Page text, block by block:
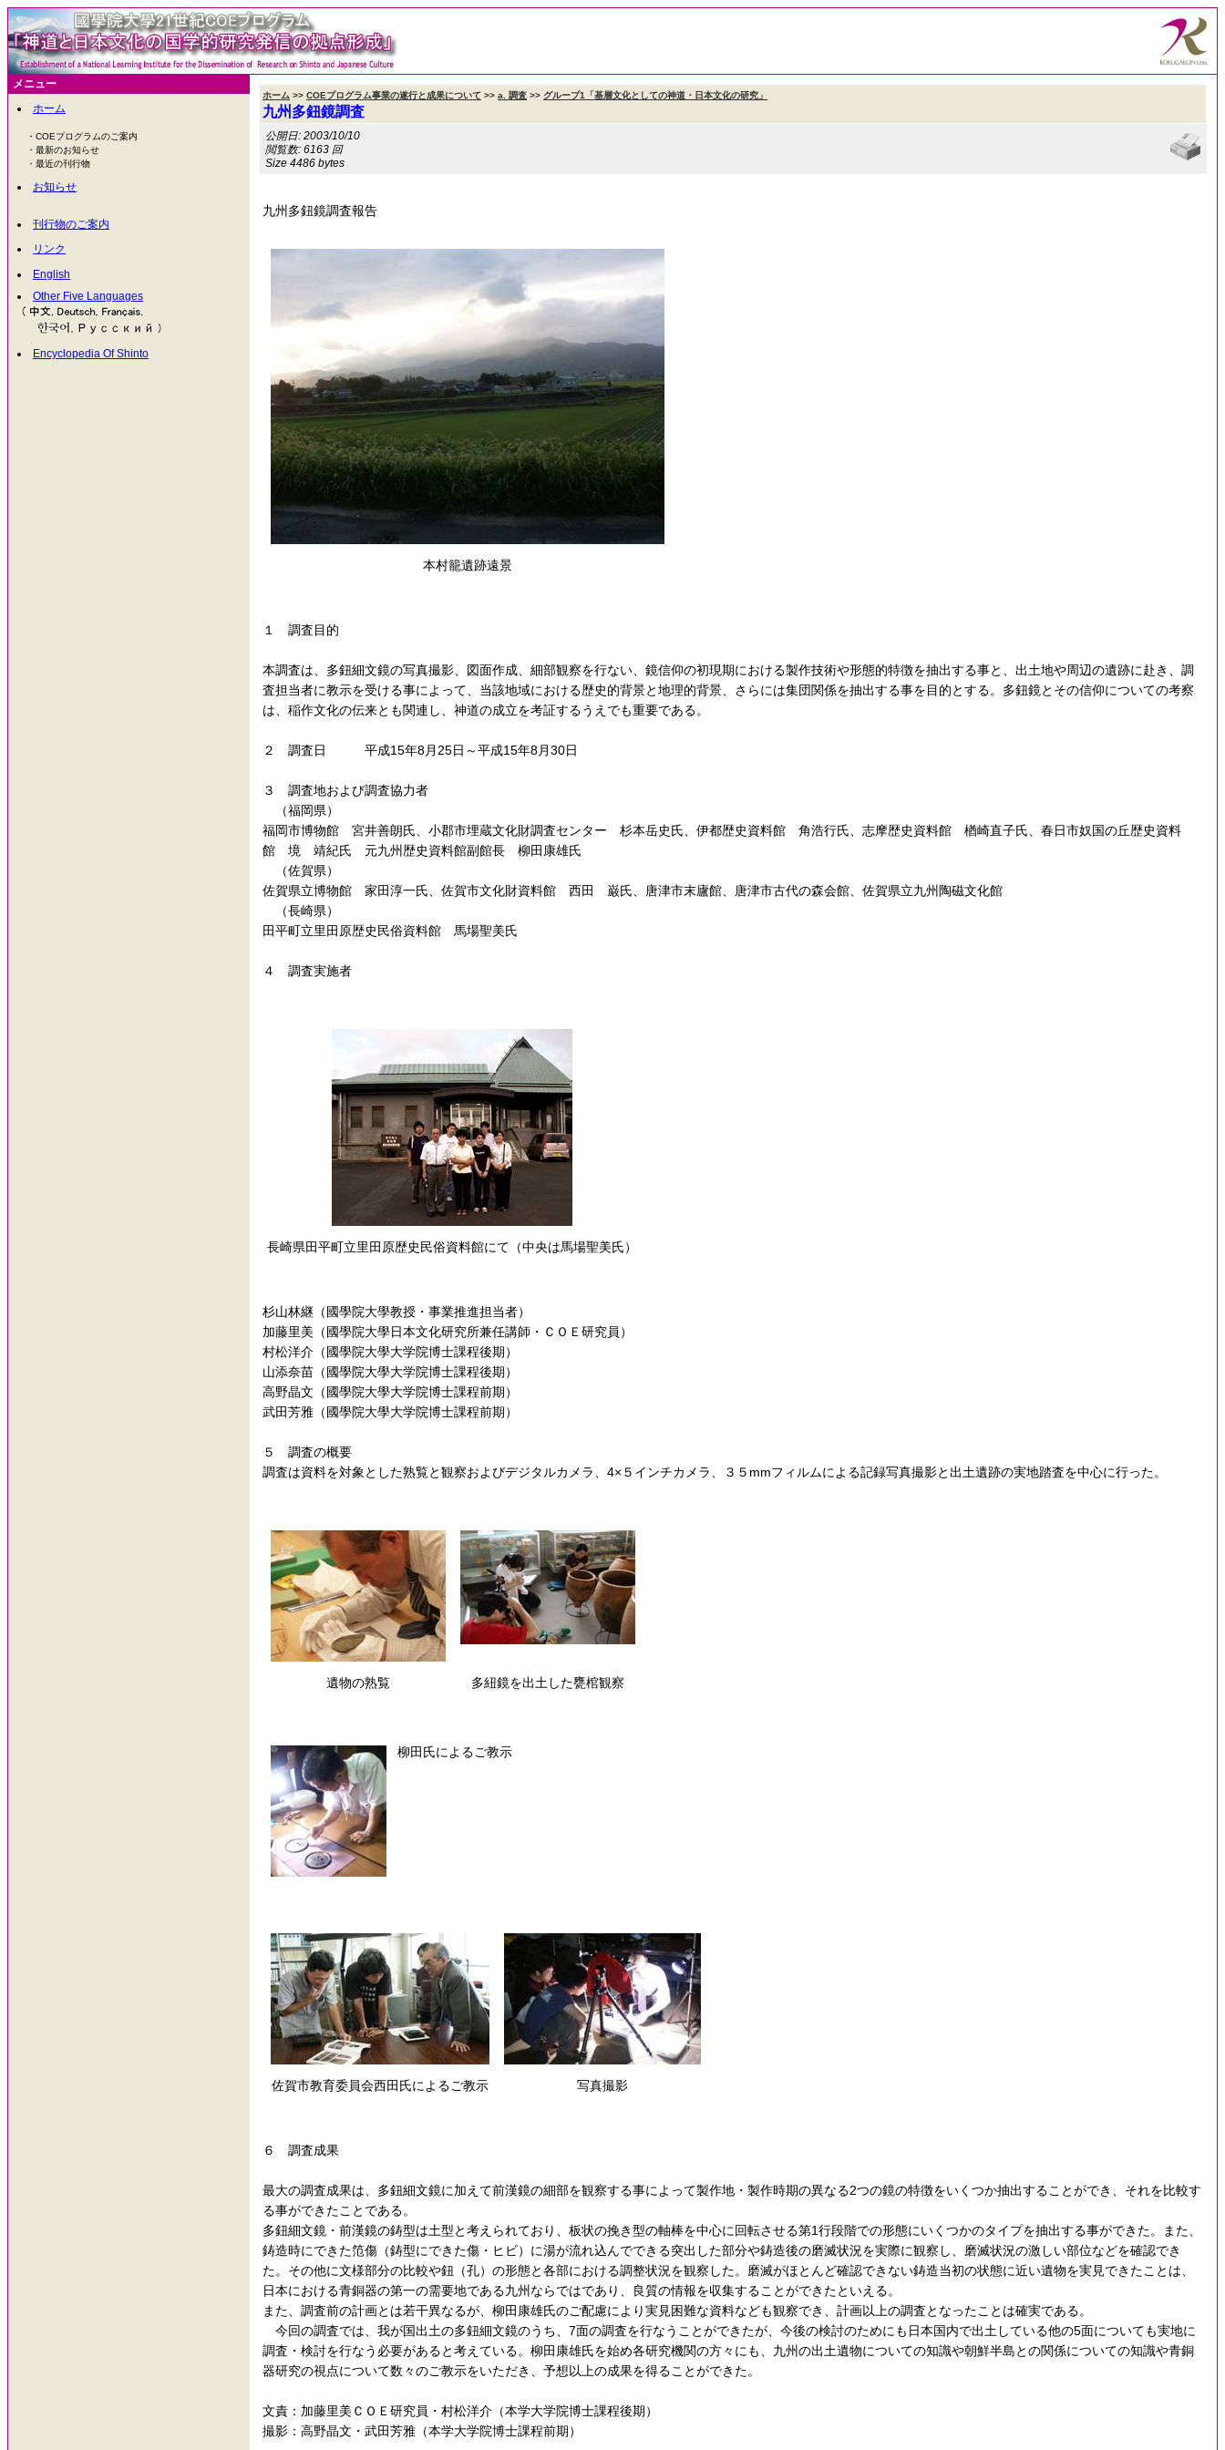
メニュー
ホーム
・COEプログラムのご案内
・最新のお知らせ
・最近の刊行物
お知らせ
刊行物のご案内
リンク
English
Other Five Languages
Encyclopedia Of Shinto
ホーム >> COEプログラム事業の遂行と成果について >> a. 調査 >> グループ1「基層文化としての神道・日本文化の研究」
九州多鈕鏡調査
公開日: 2003/10/10
閲覧数: 6163 回
Size 4486 bytes
九州多鈕鏡調査報告
本村籠遺跡遠景
１ 調査目的
本調査は、多鈕細文鏡の写真撮影、図面作成、細部観察を行ない、鏡信仰の初現期における製作技術や形態的特徴を抽出する事と、出土地や周辺の遺跡に赴き、調
査担当者に教示を受ける事によって、当該地域における歴史的背景と地理的背景、さらには集団関係を抽出する事を目的とする。多鈕鏡とその信仰についての考察
は、稲作文化の伝来とも関連し、神道の成立を考証するうえでも重要である。
２ 調査日 平成15年8月25日～平成15年8月30日
３ 調査地および調査協力者
（福岡県）
福岡市博物館 宮井善朗氏、小郡市埋蔵文化財調査センター 杉本岳史氏、伊都歴史資料館 角浩行氏、志摩歴史資料館 楢崎直子氏、春日市奴国の丘歴史資料
館 境 靖紀氏 元九州歴史資料館副館長 柳田康雄氏
（佐賀県）
佐賀県立博物館 家田淳一氏、佐賀市文化財資料館 西田 巌氏、唐津市末廬館、唐津市古代の森会館、佐賀県立九州陶磁文化館
（長崎県）
田平町立里田原歴史民俗資料館 馬場聖美氏
４ 調査実施者
長崎県田平町立里田原歴史民俗資料館にて（中央は馬場聖美氏）
杉山林継（國學院大學教授・事業推進担当者）
加藤里美（國學院大學日本文化研究所兼任講師・ＣＯＥ研究員）
村松洋介（國學院大學大学院博士課程後期）
山添奈苗（國學院大學大学院博士課程後期）
高野晶文（國學院大學大学院博士課程前期）
武田芳雅（國學院大學大学院博士課程前期）
５ 調査の概要
調査は資料を対象とした熟覧と観察およびデジタルカメラ、4×５インチカメラ、３５mmフィルムによる記録写真撮影と出土遺跡の実地踏査を中心に行った。
遺物の熟覧 多紐鏡を出土した甕棺観察
柳田氏によるご教示
佐賀市教育委員会西田氏によるご教示 写真撮影
６ 調査成果
最大の調査成果は、多鈕細文鏡に加えて前漢鏡の細部を観察する事によって製作地・製作時期の異なる2つの鏡の特徴をいくつか抽出することができ、それを比較す
る事ができたことである。
多鈕細文鏡・前漢鏡の鋳型は土型と考えられており、板状の挽き型の軸棒を中心に回転させる第1行段階での形態にいくつかのタイプを抽出する事ができた。また、
鋳造時にできた笵傷（鋳型にできた傷・ヒビ）に湯が流れ込んでできる突出した部分や鋳造後の磨滅状況を実際に観察し、磨滅状況の激しい部位などを確認でき
た。その他に文様部分の比較や鈕（孔）の形態と各部における調整状況を観察した。磨滅がほとんど確認できない鋳造当初の状態に近い遺物を実見できたことは、
日本における青銅器の第一の需要地である九州ならではであり、良質の情報を収集することができたといえる。
また、調査前の計画とは若干異なるが、柳田康雄氏のご配慮により実見困難な資料なども観察でき、計画以上の調査となったことは確実である。
今回の調査では、我が国出土の多鈕細文鏡のうち、7面の調査を行なうことができたが、今後の検討のためにも日本国内で出土している他の5面についても実地に
調査・検討を行なう必要があると考えている。柳田康雄氏を始め各研究機関の方々にも、九州の出土遺物についての知識や朝鮮半島との関係についての知識や青銅
器研究の視点について数々のご教示をいただき、予想以上の成果を得ることができた。
文責：加藤里美ＣＯＥ研究員・村松洋介（本学大学院博士課程後期）
撮影：高野晶文・武田芳雅（本学大学院博士課程前期）